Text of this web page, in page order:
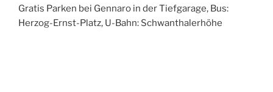
Gratis Parken bei Gennaro in der Tiefgarage, Bus:
Herzog-Ernst-Platz, U-Bahn: Schwanthalerhöhe